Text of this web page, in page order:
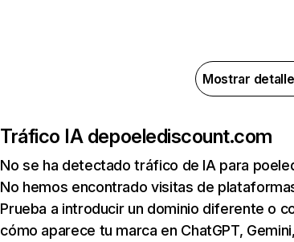
Mostrar
Tráfico IA depoelediscount.com
No se ha detectado tráfico de IA para
No hemos encontrado visitas de
Prueba a introducir un dominio diferente o
cómo aparece tu marca en ChatGPT,